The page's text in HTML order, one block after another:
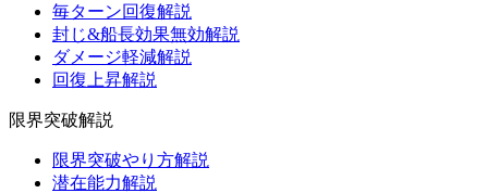
毎ターン回復解説
封じ&船長効果無効解説
ダメージ軽減解説
回復上昇解説
限界突破解説
限界突破やり方解説
潜在能力解説